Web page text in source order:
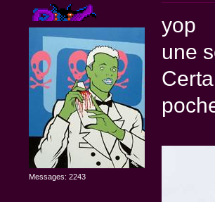
Messages: 2243
yop
une